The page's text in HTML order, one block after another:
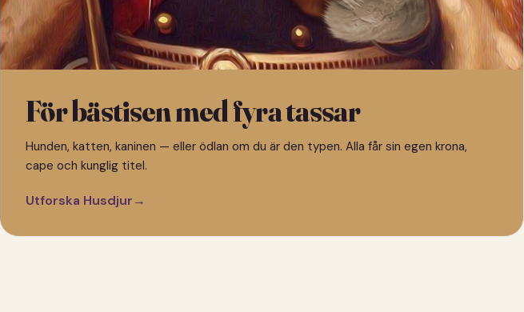
För bästisen med fyra tassar
Hunden, katten, kaninen — eller ödlan om du är den typen. Alla får sin egen krona,
cape och kunglig titel.
Utforska Husdjur→